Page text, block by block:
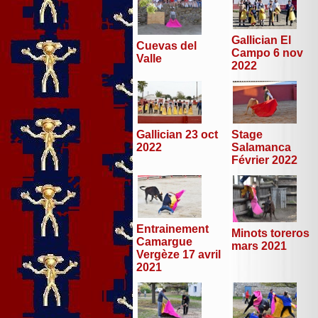
Cuevas del
Valle
Gallician El
Campo 6 nov
2022
Gallician 23 oct
2022
Stage
Salamanca
Février 2022
Entrainement
Camargue
Vergèze 17 avril
2021
Minots toreros
mars 2021